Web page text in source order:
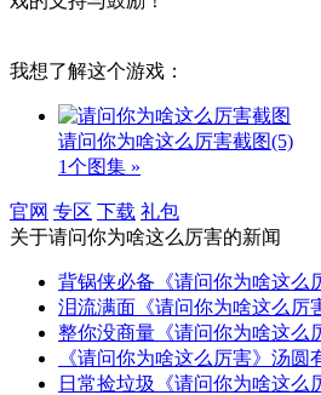
我想了解这个游戏：
请问你为啥这么厉害截图(5)
1个图集 »
官网 专区 下载 礼包
关于请问你为啥这么厉害的新闻
背锅侠必备《请问你为啥这么
泪流满面《请问你为啥这么厉
整你没商量《请问你为啥这么
《请问你为啥这么厉害》汤圆
日常捡垃圾《请问你为啥这么